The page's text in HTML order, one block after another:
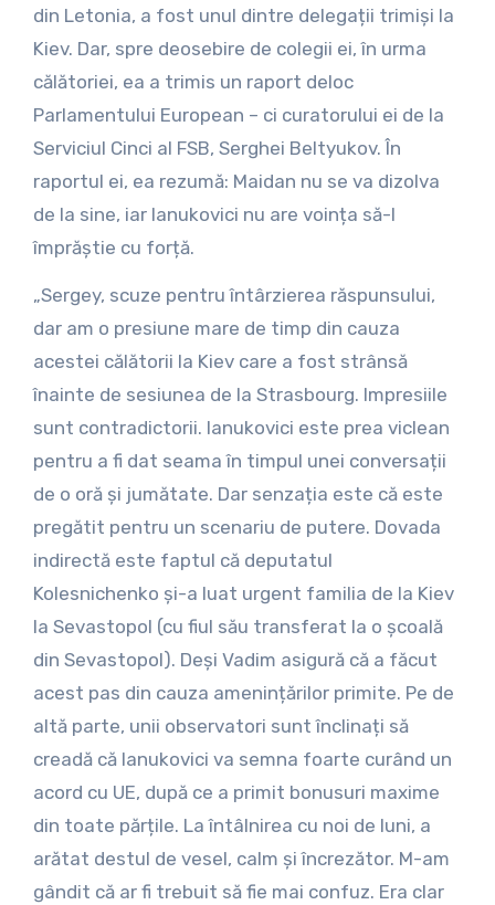
din Letonia, a fost unul dintre delegații trimiși la
Kiev. Dar, spre deosebire de colegii ei, în urma
călătoriei, ea a trimis un raport deloc
Parlamentului European – ci curatorului ei de la
Serviciul Cinci al FSB, Serghei Beltyukov. În
raportul ei, ea rezumă: Maidan nu se va dizolva
de la sine, iar Ianukovici nu are voința să-l
împrăștie cu forță.
„Sergey, scuze pentru întârzierea răspunsului,
dar am o presiune mare de timp din cauza
acestei călătorii la Kiev care a fost strânsă
înainte de sesiunea de la Strasbourg. Impresiile
sunt contradictorii. Ianukovici este prea viclean
pentru a fi dat seama în timpul unei conversații
de o oră și jumătate. Dar senzația este că este
pregătit pentru un scenariu de putere. Dovada
indirectă este faptul că deputatul
Kolesnichenko și-a luat urgent familia de la Kiev
la Sevastopol (cu fiul său transferat la o școală
din Sevastopol). Deși Vadim asigură că a făcut
acest pas din cauza amenințărilor primite. Pe de
altă parte, unii observatori sunt înclinați să
creadă că Ianukovici va semna foarte curând un
acord cu UE, după ce a primit bonusuri maxime
din toate părțile. La întâlnirea cu noi de luni, a
arătat destul de vesel, calm și încrezător. M-am
gândit că ar fi trebuit să fie mai confuz. Era clar